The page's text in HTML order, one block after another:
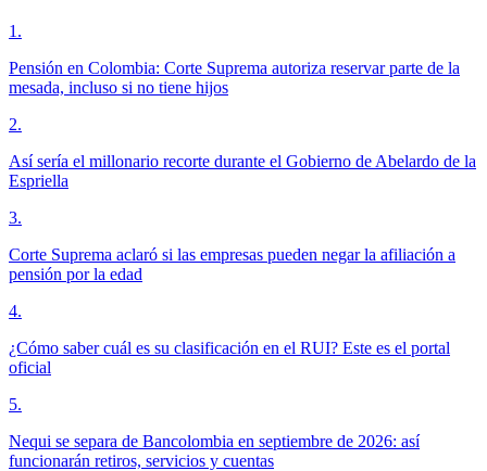
1 .
Pensión en Colombia: Corte Suprema autoriza reservar parte de la
mesada, incluso si no tiene hijos
2.
Así sería el millonario recorte durante el Gobierno de Abelardo de la
Espriella
3.
Corte Suprema aclaró si las empresas pueden negar la afiliación a
pensión por la edad
4.
¿Cómo saber cuál es su clasificación en el RUI? Este es el portal
oficial
5.
Nequi se separa de Bancolombia en septiembre de 2026: así
funcionarán retiros, servicios y cuentas